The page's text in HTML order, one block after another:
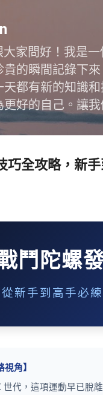
家問好！我是
貴的瞬間記錄下
天都有新的知識
好的自己。讓
巧全攻略，新
鬥陀螺
從新手到高手必
角】
世代，這項運動早已脫